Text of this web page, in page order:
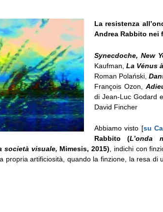
La resistenza
Andrea Rabbito nei
Synecdoche, New
Kaufman, La Vénus
Roman Polański,
François Ozon,
di Jean-Luc Godard e
David Fincher
Abbiamo visto [su
Rabbito (L’onda
società visuale, Mimesis, 2015) , indichi con
propria artificiosità, quando la finzione, la resa di